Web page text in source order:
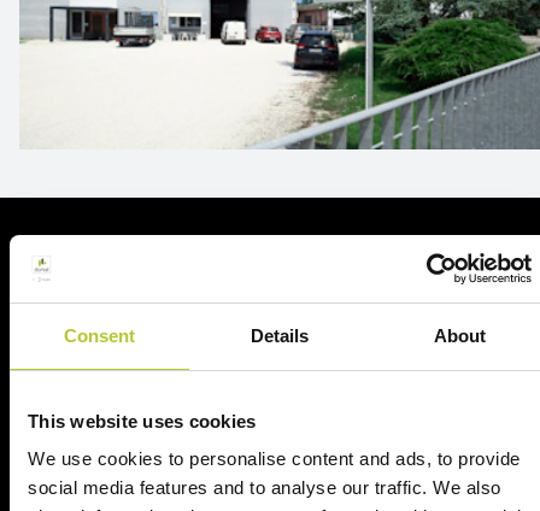
Consent Details About
This website uses cookies
We use cookies to personalise content and ads, to provide
social media features and to analyse our traffic. We also
Nome e cognome